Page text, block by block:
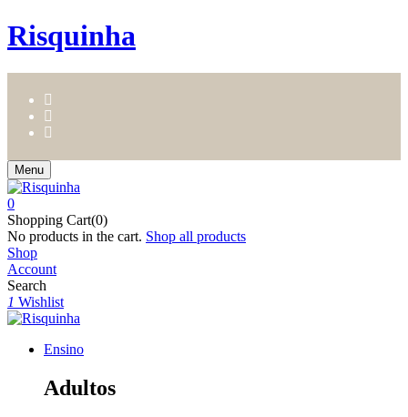
Risquinha
Menu
0
Shopping Cart(0)
No products in the cart. Shop all products
Shop
Account
Search
1 Wishlist
Ensino
Adultos